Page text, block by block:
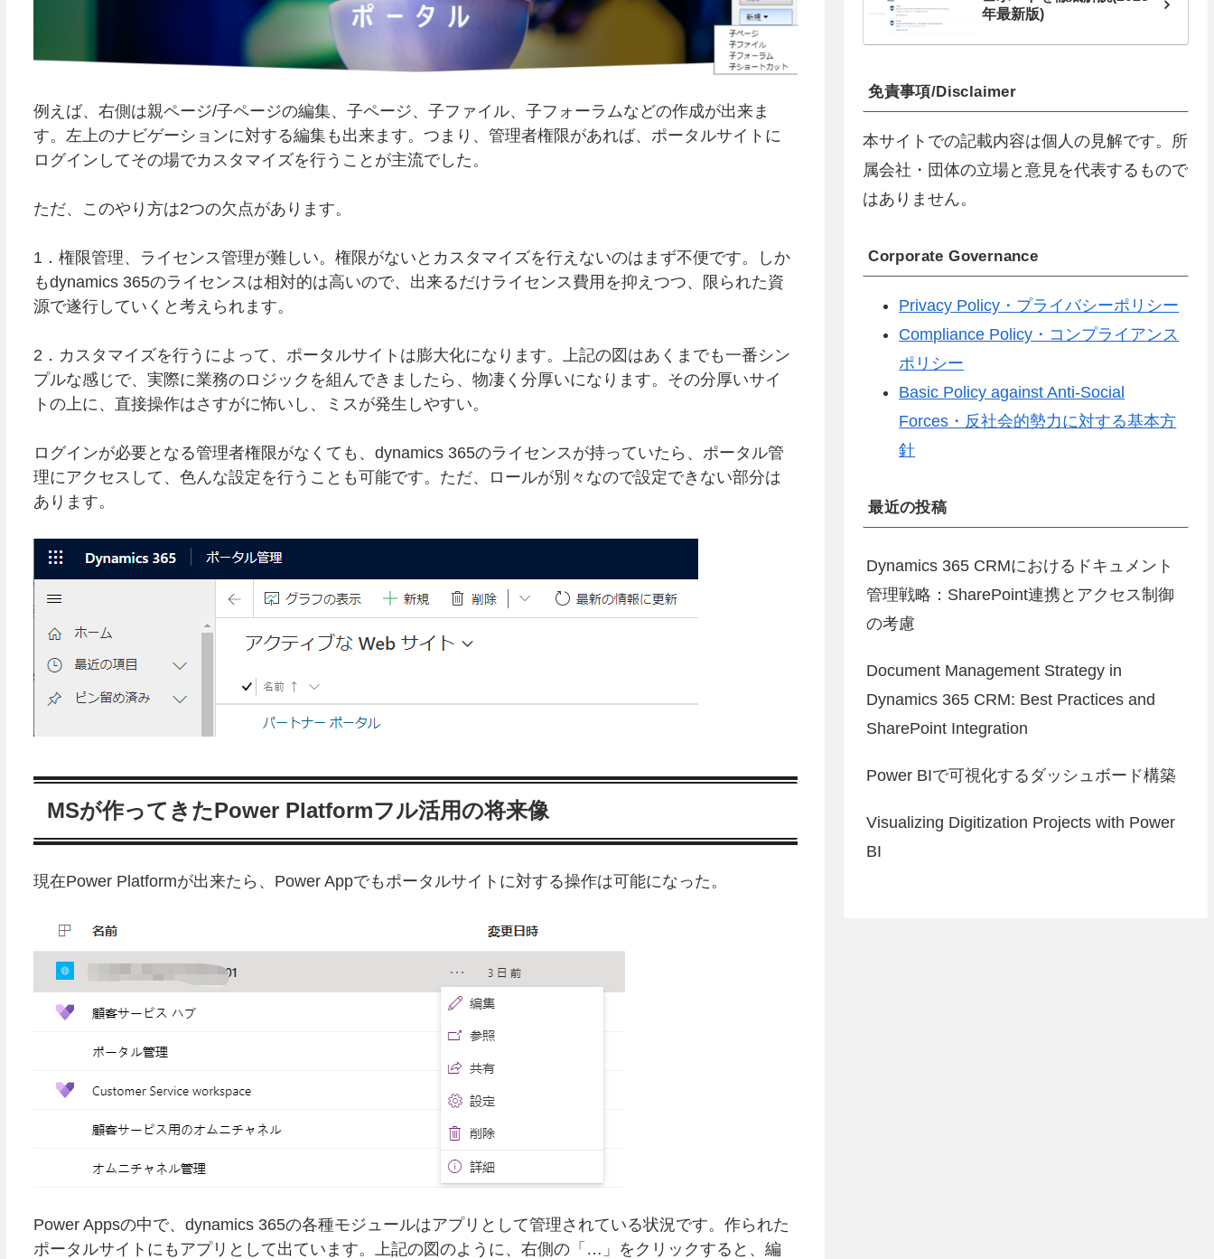
例えば、右側は親ページ/子ページの編集、子ページ、子ファイル、子フォーラムなどの作成が出来ま
す。左上のナビゲーションに対する編集も出来ます。つまり、管理者権限があれば、ポータルサイトに
ログインしてその場でカスタマイズを行うことが主流でした。
ただ、このやり方は2つの欠点があります。
1．権限管理、ライセンス管理が難しい。権限がないとカスタマイズを行えないのはまず不便です。しか
もdynamics 365のライセンスは相対的は高いので、出来るだけライセンス費用を抑えつつ、限られた資
源で遂行していくと考えられます。
2．カスタマイズを行うによって、ポータルサイトは膨大化になります。上記の図はあくまでも一番シン
プルな感じで、実際に業務のロジックを組んできましたら、物凄く分厚いになります。その分厚いサイ
トの上に、直接操作はさすがに怖いし、ミスが発生しやすい。
ログインが必要となる管理者権限がなくても、dynamics 365のライセンスが持っていたら、ポータル管
理にアクセスして、色んな設定を行うことも可能です。ただ、ロールが別々なので設定できない部分は
あります。
MSが作ってきたPower Platformフル活用の将来像
現在Power Platformが出来たら、Power Appでもポータルサイトに対する操作は可能になった。
Power Appsの中で、dynamics 365の各種モジュールはアプリとして管理されている状況です。作られた
ポータルサイトにもアプリとして出ています。上記の図のように、右側の「…」をクリックすると、編
年最新版)
免責事項/Disclaimer
本サイトでの記載内容は個人の見解です。所
属会社・団体の立場と意見を代表するもので
はありません。
Corporate Governance
Privacy Policy・プライバシーポリシー
Compliance Policy・コンプライアンス
ポリシー
Basic Policy against Anti-Social
Forces・反社会的勢力に対する基本方
針
最近の投稿
Dynamics 365 CRMにおけるドキュメント
管理戦略：SharePoint連携とアクセス制御
の考慮
Document Management Strategy in
Dynamics 365 CRM: Best Practices and
SharePoint Integration
Power BIで可視化するダッシュボード構築
Visualizing Digitization Projects with Power
BI